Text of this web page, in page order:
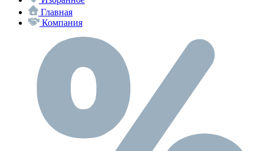
Главная
Компания